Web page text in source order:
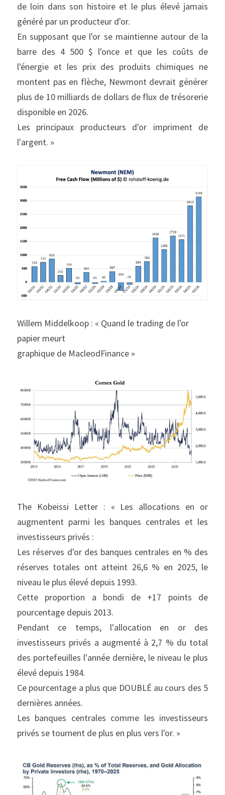
de loin dans son histoire et le plus élevé jamais
généré par un producteur d'or.
En supposant que l'or se maintienne autour de la
barre des 4 500 $ l'once et que les coûts de
l'énergie et les prix des produits chimiques ne
montent pas en flèche, Newmont devrait générer
plus de 10 milliards de dollars de flux de trésorerie
disponible en 2026.
Les principaux producteurs d'or impriment de
l'argent. »
Willem Middelkoop : « Quand le trading de l'or
papier meurt
graphique de MacleodFinance »
The Kobeissi Letter : « Les allocations en or
augmentent parmi les banques centrales et les
investisseurs privés :
Les réserves d'or des banques centrales en % des
réserves totales ont atteint 26,6 % en 2025, le
niveau le plus élevé depuis 1993.
Cette proportion a bondi de +17 points de
pourcentage depuis 2013.
Pendant ce temps, l'allocation en or des
investisseurs privés a augmenté à 2,7 % du total
des portefeuilles l'année dernière, le niveau le plus
élevé depuis 1984.
Ce pourcentage a plus que DOUBLÉ au cours des 5
dernières années.
Les banques centrales comme les investisseurs
privés se tournent de plus en plus vers l'or. »